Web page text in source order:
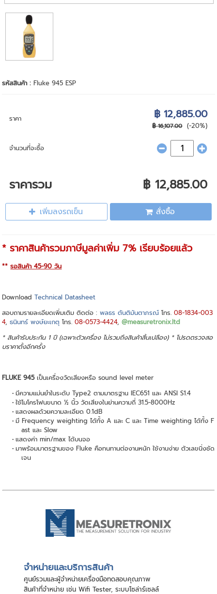
รหัสสินค้า :Fluke 945 ESP
ราคา ฿ 12,885.00
฿ 16,107.00 (-20%)
จำนวนที่จะซื้อ
ราคารวม ฿ 12,885.00
เพิ่มลงรถเข็น สั่งซื้อ
* ราคาสินค้ารวมภาษีมูลค่าเพิ่ม 7% เรียบร้อยแล้ว
**รอสินค้า 45-90 วัน
DownloadTechnical Datasheet
สอบถามรายละเอียดเพิ่มเติม ติดต่อ :พลธร ตันติมันตาภรณ์ โทร.08-1834-003
4,ธนินทร์ พงษ์ยะเกตุ โทร.08-0573-4424, @measuretronix.ltd
* สินค้ารับประกัน 1 ปี (เฉพาะตัวเครื่อง ไม่รวมถึงสินค้าสิ้นเปลือง) * โปรดตรวจสอ
บราคาตั้งอีกครั้ง
FLUKE 945เป็นเครื่องวัดเสียงหรือ sound level meter
มีความแม่นยำในระดับ Type2 ตามมาตรฐาน IEC651 และ ANSI S1.4
ใช้ไมโครโฟนขนาด ½ นิ้ว วัดเสียงในย่านความถี่ 31.5-8000Hz
แสดงผลด้วยความละเอียด 0.1dB
มี Frequency weighting ได้ทั้ง A และ C และ Time weighting ได้ทั้ง F
ast และ Slow
แสดงค่า min/max ได้บนจอ
มาพร้อมมาตรฐานของ Fluke คือทนทานต่องานหนัก ใช้งานง่าย ตัวเลขนิ่งชัด
เจน
จําหน่ายและบริการสินค้า
ศูนย์รวมและผู้จําหน่ายเครื่องมือทดสอบคุณภาพ
สินค้าที่จําหน่าย เช่น Wifi Tester, ระบบโซล่าร์เซลล์